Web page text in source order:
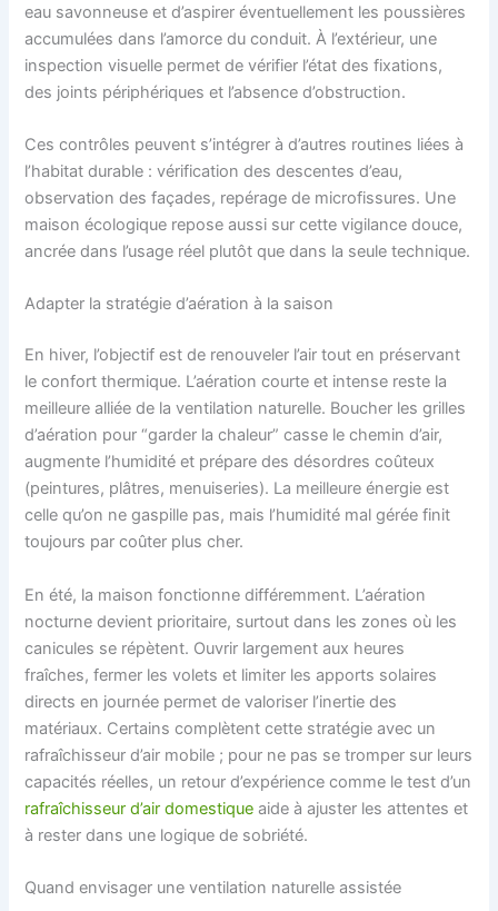
eau savonneuse et d’aspirer éventuellement les poussières
accumulées dans l’amorce du conduit. À l’extérieur, une
inspection visuelle permet de vérifier l’état des fixations,
des joints périphériques et l’absence d’obstruction.
Ces contrôles peuvent s’intégrer à d’autres routines liées à
l’habitat durable : vérification des descentes d’eau,
observation des façades, repérage de microfissures. Une
maison écologique repose aussi sur cette vigilance douce,
ancrée dans l’usage réel plutôt que dans la seule technique.
Adapter la stratégie d’aération à la saison
En hiver, l’objectif est de renouveler l’air tout en préservant
le confort thermique. L’aération courte et intense reste la
meilleure alliée de la ventilation naturelle. Boucher les grilles
d’aération pour “garder la chaleur” casse le chemin d’air,
augmente l’humidité et prépare des désordres coûteux
(peintures, plâtres, menuiseries). La meilleure énergie est
celle qu’on ne gaspille pas, mais l’humidité mal gérée finit
toujours par coûter plus cher.
En été, la maison fonctionne différemment. L’aération
nocturne devient prioritaire, surtout dans les zones où les
canicules se répètent. Ouvrir largement aux heures
fraîches, fermer les volets et limiter les apports solaires
directs en journée permet de valoriser l’inertie des
matériaux. Certains complètent cette stratégie avec un
rafraîchisseur d’air mobile ; pour ne pas se tromper sur leurs
capacités réelles, un retour d’expérience comme le test d’un
rafraîchisseur d’air domestique aide à ajuster les attentes et
à rester dans une logique de sobriété.
Quand envisager une ventilation naturelle assistée